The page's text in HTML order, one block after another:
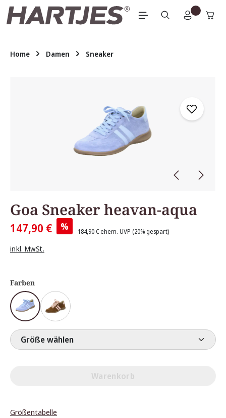
Zum Hauptinhalt springen
Home Damen Sneaker
Goa Sneaker heavan-aqua
147,90 € % 184,90 € ehem. UVP (20% gespart)
inkl. MwSt.
Farben
Größe wählen
Warenkorb
Größentabelle